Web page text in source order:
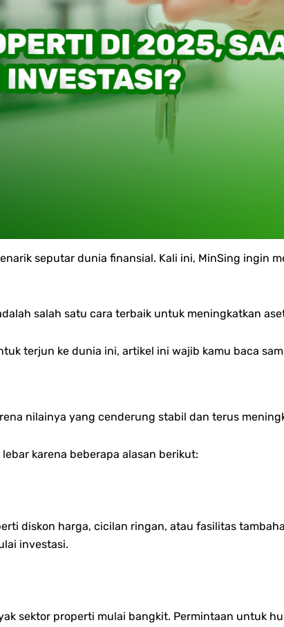
seputar dunia finansial. Kali ini, MinSing ingin
salah satu cara terbaik untuk meningkatkan
terjun ke dunia ini, artikel ini wajib kamu baca
nilainya yang cenderung stabil dan terus
karena beberapa alasan berikut:
diskon harga, cicilan ringan, atau fasilitas
investasi.
sektor properti mulai bangkit. Permintaan untuk